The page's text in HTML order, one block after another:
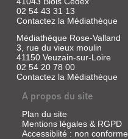
Livre
Garnier,
Pascal
Syros,
1993
(Souris
noire)
02 54 43 31 13
Contactez la Médiathèque
Médiathèque Rose-Valland
3, rue du vieux moulin
41150 Veuzain-sur-Loire
02 54 20 78 00
Contactez la Médiathèque
A propos du site
Plan du site
Mentions légales & RGPD
Accessiblité : non conforme